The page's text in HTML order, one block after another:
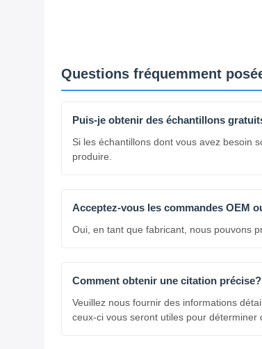
Questions fréquemment
Puis-je obtenir des échantillons
Si les échantillons dont vous avez besoin
produire.
Acceptez-vous les commandes OEM
Oui, en tant que fabricant, nous pouvons
Comment obtenir une citation précise?
Veuillez nous fournir des informations
ceux-ci vous seront utiles pour déterminer